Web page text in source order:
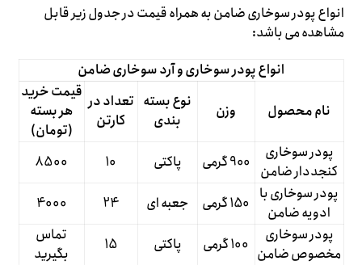
انواع پودر سوخاری ضامن به همراه قیمت در جدول زیر قابل
مشاهده می باشد:
انواع پودر سوخاری و آرد سوخاری ضامن
نام محصول وزن
نوع بسته
بندی
تعداد در
کارتن
قیمت خرید
هر بسته
(تومان)
پودر سوخاری
کنجددار ضامن 900 گرمی پاکتی 10
8500
پودر سوخاری با
ادویه ضامن
150 گرمی جعبه ای 24
4000
پودر سوخاری
مخصوص ضامن 100 گرمی پاکتی 15
تماس
بگیرید